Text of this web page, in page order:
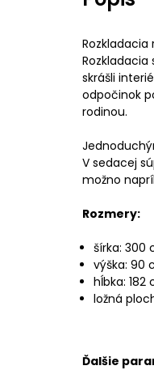
Rozkladacia
skrášli
odpočinok
rodinou.
V sedacej
možno
Rozmery:
šírka: 300
výška: 90
hĺbka: 182
ložná
Ďalšie